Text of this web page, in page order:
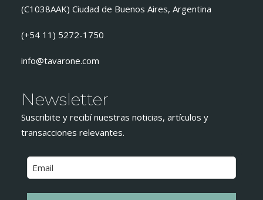
(C1038AAK) Ciudad de Buenos Aires, Argentina
(+54 11) 5272-1750
info@tavarone.com
Newsletter
Suscribite y recibí nuestras noticias, artículos y
transacciones relevantes.